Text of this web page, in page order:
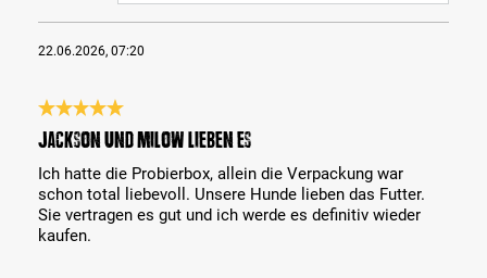
22.06.2026, 07:20
Bewertung mit 5 von 5 Sternen
Jackson und Milow lieben es
Ich hatte die Probierbox, allein die Verpackung war
schon total liebevoll. Unsere Hunde lieben das Futter.
Sie vertragen es gut und ich werde es definitiv wieder
kaufen.